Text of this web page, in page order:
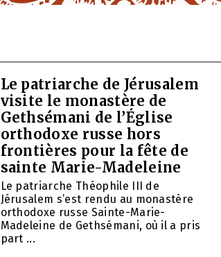
Le patriarche de Jérusalem
visite le monastère de
Gethsémani de l’Église
orthodoxe russe hors
frontières pour la fête de
sainte Marie-Madeleine
Le patriarche Théophile III de
Jérusalem s’est rendu au monastère
orthodoxe russe Sainte-Marie-
Madeleine de Gethsémani, où il a pris
part ...